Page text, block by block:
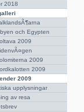
2018
och Egypten
2009
2009
2009
2009
upplysningar
av resa